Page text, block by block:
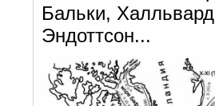
Бальки,
Эндоттсон...